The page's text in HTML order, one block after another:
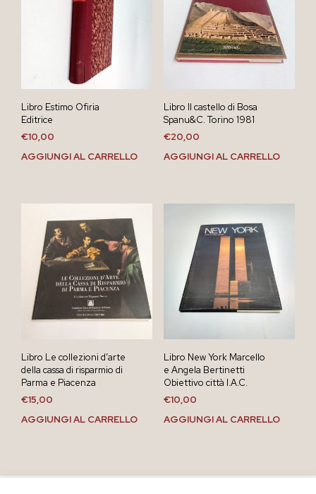
Libro Estimo Ofiria
Editrice
€10,00
AGGIUNGI AL CARRELLO
Libro Il castello di Bosa
Spanu&C. Torino 1981
€20,00
AGGIUNGI AL CARRELLO
Libro Le collezioni d’arte
della cassa di risparmio di
Parma e Piacenza
€15,00
AGGIUNGI AL CARRELLO
Libro New York Marcello
e Angela Bertinetti
Obiettivo città I.A.C.
€10,00
AGGIUNGI AL CARRELLO